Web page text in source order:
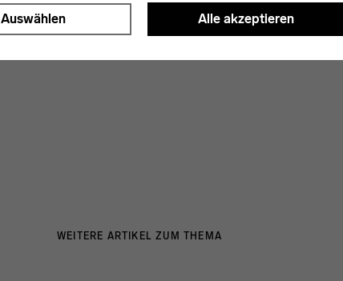
Auswählen Alle akzeptieren
WEITERE ARTIKEL ZUM THEMA